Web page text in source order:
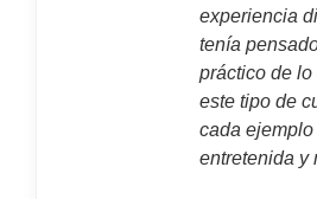
experiencia
tenía
práctico de
este tipo de
cada
entretenida y